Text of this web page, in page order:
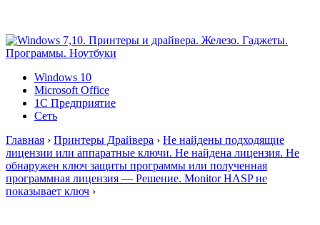
Windows 10
Microsoft Office
1C Предприятие
Сеть
Главная › Принтеры Драйвера › Не найдены подходящие
лицензии или аппаратные ключи. Не найдена лицензия. Не
обнаружен ключ защиты программы или полученная
программная лицензия — Решение. Monitor HASP не
показывает ключ ›